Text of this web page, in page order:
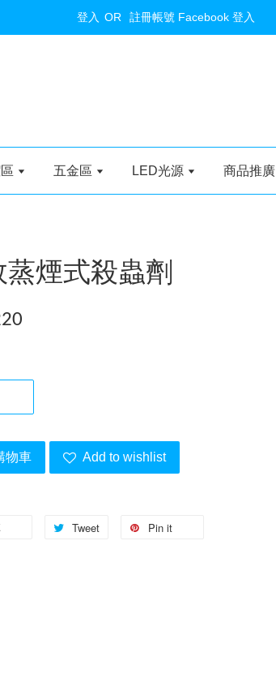
登入 OR 註冊帳號 Facebook 登入
五金區 LED光源 商品推廣
蒸煙式殺蟲劑
物車 Add to wishlist
Tweet Pin it